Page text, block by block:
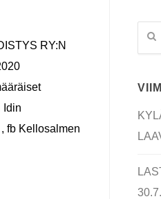
RY:N
Idin
fb Kellosalmen